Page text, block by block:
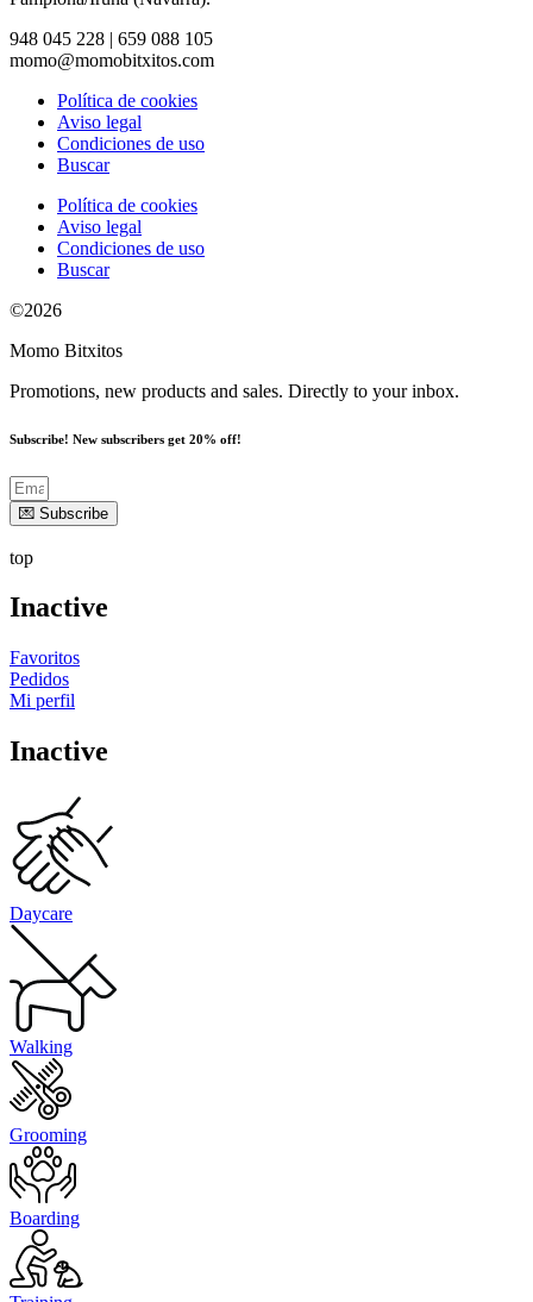
948 045 228 | 659 088 105
momo@momobitxitos.com
Política de cookies
Aviso legal
Condiciones de uso
Buscar
Política de cookies
Aviso legal
Condiciones de uso
Buscar
©2026
Momo Bitxitos
Promotions, new products and sales. Directly to your inbox.
Subscribe! New subscribers get 20% off!
💌 Subscribe
top
Inactive
Favoritos
Pedidos
Mi perfil
Inactive
Daycare
Walking
Grooming
Boarding